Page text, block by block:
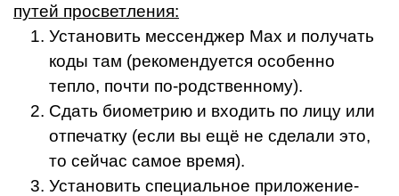
путей просветления:
Установить мессенджер Max и получать
коды там (рекомендуется особенно
тепло, почти по-родственному).
Сдать биометрию и входить по лицу или
отпечатку (если вы ещё не сделали это,
то сейчас самое время).
Установить специальное приложение-